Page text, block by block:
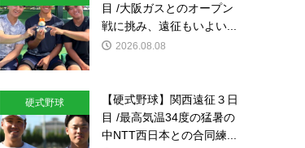
目 /大阪ガスとのオープン
戦に挑み、遠征もいよい...
2026.08.08
硬式野球
【硬式野球】関西遠征３日
目 /最高気温34度の猛暑の
中NTT西日本との合同練...